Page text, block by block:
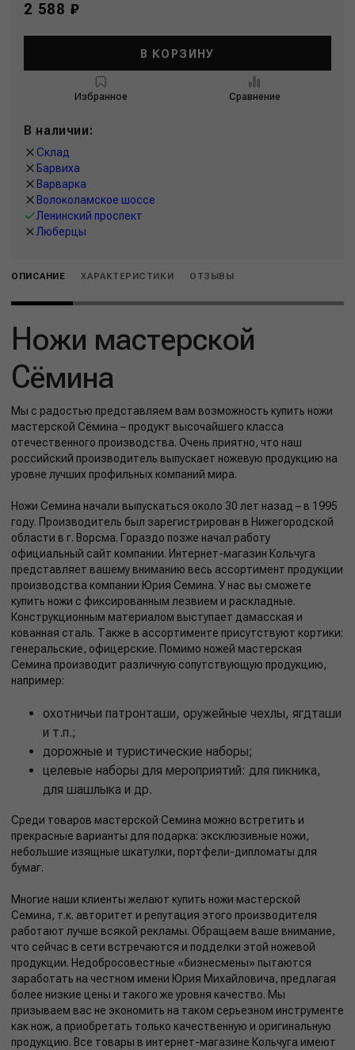
2 588 ₽
В КОРЗИНУ
Избранное Сравнение
В наличии:
Склад
Барвиха
Варварка
Волоколамское шоссе
Ленинский проспект
Люберцы
ОПИСАНИЕ ХАРАКТЕРИСТИКИ ОТЗЫВЫ
Ножи мастерской
Сёмина
Мы с радостью представляем вам возможность купить ножи
мастерской Сёмина – продукт высочайшего класса
отечественного производства. Очень приятно, что наш
российский производитель выпускает ножевую продукцию на
уровне лучших профильных компаний мира.
Ножи Семина начали выпускаться около 30 лет назад – в 1995
году. Производитель был зарегистрирован в Нижегородской
области в г. Ворсма. Гораздо позже начал работу
официальный сайт компании. Интернет-магазин Кольчуга
представляет вашему вниманию весь ассортимент продукции
производства компании Юрия Семина. У нас вы сможете
купить ножи с фиксированным лезвием и раскладные.
Конструкционным материалом выступает дамасская и
кованная сталь. Также в ассортименте присутствуют кортики:
генеральские, офицерские. Помимо ножей мастерская
Семина производит различную сопутствующую продукцию,
например:
охотничьи патронташи, оружейные чехлы, ягдташи
и т.п.;
дорожные и туристические наборы;
целевые наборы для мероприятий: для пикника,
для шашлыка и др.
Среди товаров мастерской Семина можно встретить и
прекрасные варианты для подарка: эксклюзивные ножи,
небольшие изящные шкатулки, портфели-дипломаты для
бумаг.
Многие наши клиенты желают купить ножи мастерской
Семина, т.к. авторитет и репутация этого производителя
работают лучше всякой рекламы. Обращаем ваше внимание,
что сейчас в сети встречаются и подделки этой ножевой
продукции. Недобросовестные «бизнесмены» пытаются
заработать на честном имени Юрия Михайловича, предлагая
более низкие цены и такого же уровня качество. Мы
призываем вас не экономить на таком серьезном инструменте
как нож, а приобретать только качественную и оригинальную
продукцию. Все товары в интернет-магазине Кольчуга имеют